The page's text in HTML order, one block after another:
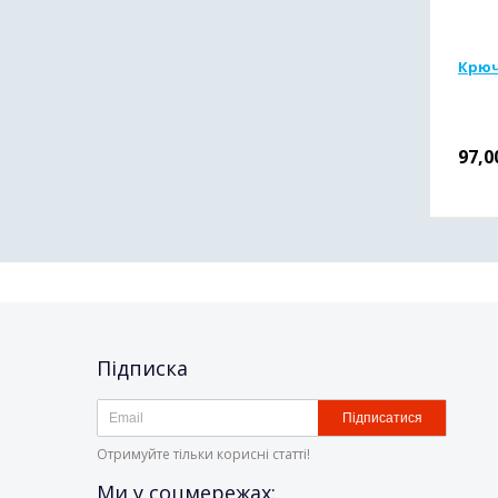
Підписка
Підписатися
Отримуйте тільки корисні статті!
Ми у соцмережах: